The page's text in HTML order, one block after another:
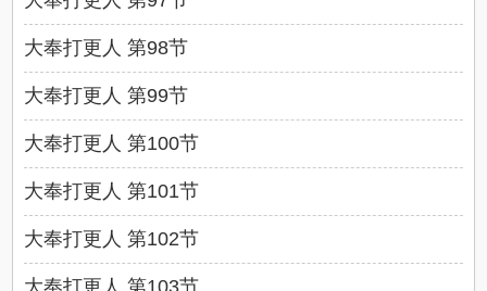
大奉打更人 第98节
大奉打更人 第99节
大奉打更人 第100节
大奉打更人 第101节
大奉打更人 第102节
大奉打更人 第103节